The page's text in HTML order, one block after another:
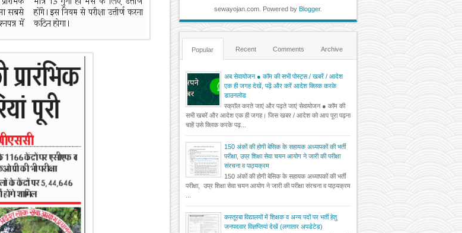
sewayojan.com. Powered by Blogger.
Popular Recent Comments Archive
अब सेवायोजन ● कॉम की सभी पोस्ट्स / खबरें / आदेश
एक ही जगह देखें, पढ़ें और करें आदेश क्लिक करके
डाउनलोड
स्क्रॉल करते जाएं और पढ़ते जाएं सेवायोजन ● कॉम की
सभी खबरें और आदेश एक ही जगह। जिस खबर / आदेश को आप पूरा पढ़ना
चाहें उसे क्लिक करके पढ़...
150 अंकों की होगी बेसिक के सहायक अध्यापकों की भर्ती
परीक्षा, उप्र शिक्षा सेवा चयन आयोग ने जारी की परीक्षा
संरचना व पाठ्यक्रम
150 अंकों की होगी बेसिक के सहायक अध्यापकों की भर्ती
परीक्षा, उप्र शिक्षा सेवा चयन आयोग ने जारी की परीक्षा संरचना व पाठ्यक्रम
कस्तूरबा विद्यालयों में शिक्षक व अन्य पदों पर भर्ती हेतु
जनपदवार विज्ञप्तियां देखें (लगातार अपडेटेड)